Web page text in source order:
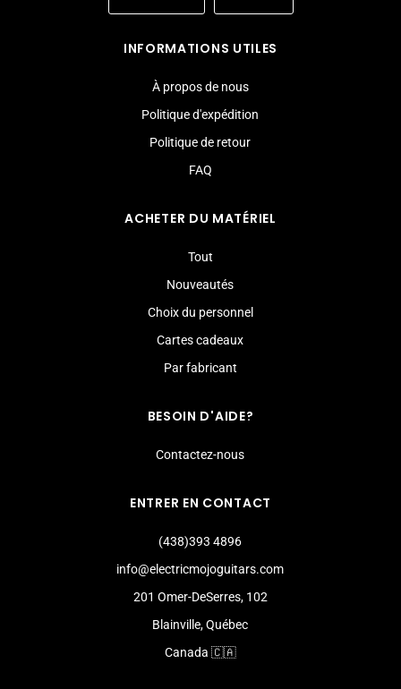
INFORMATIONS UTILES
À propos de nous
Politique d'expédition
Politique de retour
FAQ
ACHETER DU MATÉRIEL
Tout
Nouveautés
Choix du personnel
Cartes cadeaux
Par fabricant
BESOIN D'AIDE?
Contactez-nous
ENTRER EN CONTACT
(438)393 4896
info@electricmojoguitars.com
201 Omer-DeSerres, 102
Blainville, Québec
Canada 🇨🇦